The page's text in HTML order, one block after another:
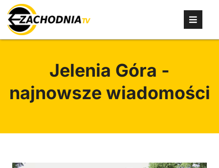
Jelenia Góra -
najnowsze wiadomości